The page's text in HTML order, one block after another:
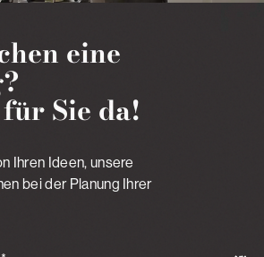
eine
Sie da!
Ihren Ideen, unsere
bei der Planung Ihrer